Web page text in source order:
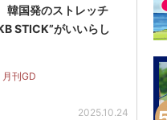
国発のストレッチ
STICK”がいいらし
月刊GD
2025.10.24